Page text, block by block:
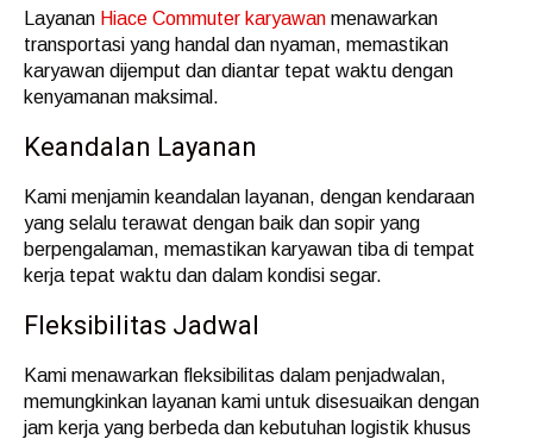
Layanan Hiace Commuter karyawan menawarkan
transportasi yang handal dan nyaman, memastikan
karyawan dijemput dan diantar tepat waktu dengan
kenyamanan maksimal.
Keandalan Layanan
Kami menjamin keandalan layanan, dengan kendaraan
yang selalu terawat dengan baik dan sopir yang
berpengalaman, memastikan karyawan tiba di tempat
kerja tepat waktu dan dalam kondisi segar.
Fleksibilitas Jadwal
Kami menawarkan fleksibilitas dalam penjadwalan,
memungkinkan layanan kami untuk disesuaikan dengan
jam kerja yang berbeda dan kebutuhan logistik khusus